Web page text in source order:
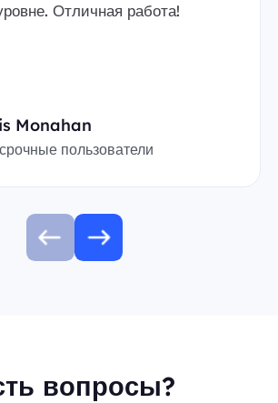
Отличная работа!
Monahan
пользователи
вопросы?